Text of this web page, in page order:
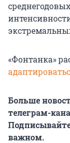
«Фонтанка»
Больше
телеграм-
важном.